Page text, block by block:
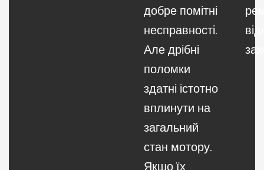
добре помітні
несправності.
Але дрібні
поломки
здатні істотно
вплинути на
загальний
стан мотору.
Якщо їх